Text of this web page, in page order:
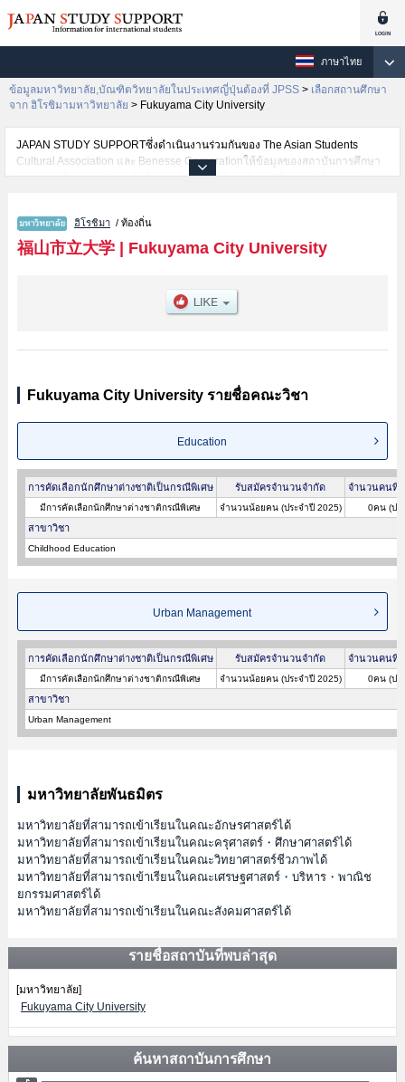
ภาษาไทย
ข้อมูลมหาวิทยาลัย,บัณฑิตวิทยาลัยในประเทศญี่ปุ่นต้องที่ JPSS > เลือกสถานศึกษา
จาก ฮิโรชิมามหาวิทยาลัย > Fukuyama City University
JAPAN STUDY SUPPORTซึ่งดำเนินงานร่วมกันของ The Asian Students
Cultural Association และ Benesse Corporationให้ข้อมูลของสถาบันการศึกษา
ระดับมหาวิทยาลัย・บัณฑิตวิทยาลัย・วิทยาลัยระดับอนุปริญญา・วิทยาลัย
นักศึกษาต่างชาติเช่นข้อมูลของแต่ละคณะ,ข้อมูลการสอบคัดเลือกเข้าศึกษาเช่น
จำนวนคนที่รับสมัครหรือจำนวนคนที่ผ่านการสอบคัดเลือกเป็นต้น,แนะนำสถาน
ที่,การเดินทางเป็นต้นไว้ด้วยดังนั้นขอเชิญใช้บริการค้นหาข้อมูลตามอัธยาศัย
ฮิโรชิมา / ท้องถิ่น
福山市立大学| Fukuyama City University
Fukuyama City University รายชื่อคณะวิชา
Education
การคัดเลือกนักศึกษาต่างชาติเป็นกรณีพิเศษ รับสมัครจำนวนจำกัด จำนวนคนที่
มีการคัดเลือกนักศึกษาต่างชาติกรณีพิเศษ จำนวนน้อยคน (ประจำปี 2025) 0คน (ปร
สาขาวิชา
Childhood Education
Urban Management
การคัดเลือกนักศึกษาต่างชาติเป็นกรณีพิเศษ รับสมัครจำนวนจำกัด จำนวนคนที่
มีการคัดเลือกนักศึกษาต่างชาติกรณีพิเศษ จำนวนน้อยคน (ประจำปี 2025) 0คน (ปร
สาขาวิชา
Urban Management
มหาวิทยาลัยพันธมิตร
มหาวิทยาลัยที่สามารถเข้าเรียนในคณะอักษรศาสตร์ได้
มหาวิทยาลัยที่สามารถเข้าเรียนในคณะครุศาสตร์・ศึกษาศาสตร์ได้
มหาวิทยาลัยที่สามารถเข้าเรียนในคณะวิทยาศาสตร์ชีวภาพได้
มหาวิทยาลัยที่สามารถเข้าเรียนในคณะเศรษฐศาสตร์・บริหาร・พาณิช
ยกรรมศาสตร์ได้
มหาวิทยาลัยที่สามารถเข้าเรียนในคณะสังคมศาสตร์ได้
รายชื่อสถาบันที่พบล่าสุด
[มหาวิทยาลัย]
Fukuyama City University
ค้นหาสถาบันการศึกษา